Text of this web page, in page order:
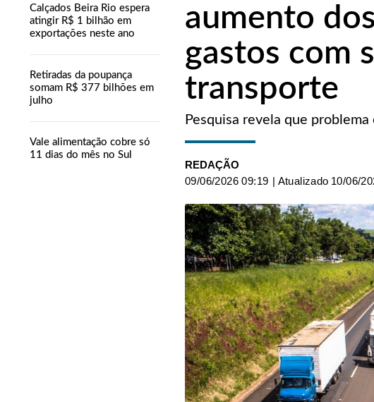
Calçados Beira Rio espera
atingir R$ 1 bilhão em
exportações neste ano
Retiradas da poupança
somam R$ 377 bilhões em
julho
Vale alimentação cobre só
11 dias do mês no Sul
aumento
gastos com
transporte
Pesquisa revela que
REDAÇÃO
09/06/2026 09:19 | Atualizado 10/06/